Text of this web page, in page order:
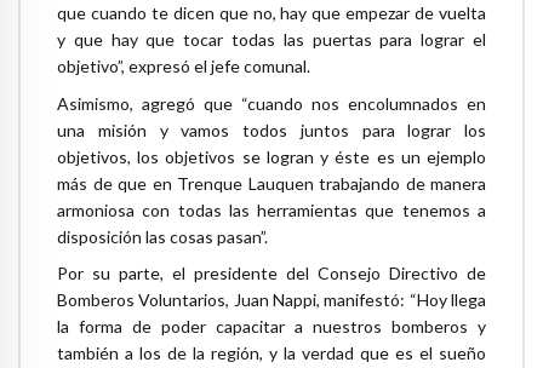
que cuando te dicen que no, hay que empezar de vuelta
y que hay que tocar todas las puertas para lograr el
objetivo”, expresó el jefe comunal.
Asimismo, agregó que “cuando nos encolumnados en
una misión y vamos todos juntos para lograr los
objetivos, los objetivos se logran y éste es un ejemplo
más de que en Trenque Lauquen trabajando de manera
armoniosa con todas las herramientas que tenemos a
disposición las cosas pasan”.
Por su parte, el presidente del Consejo Directivo de
Bomberos Voluntarios, Juan Nappi, manifestó: “Hoy llega
la forma de poder capacitar a nuestros bomberos y
también a los de la región, y la verdad que es el sueño